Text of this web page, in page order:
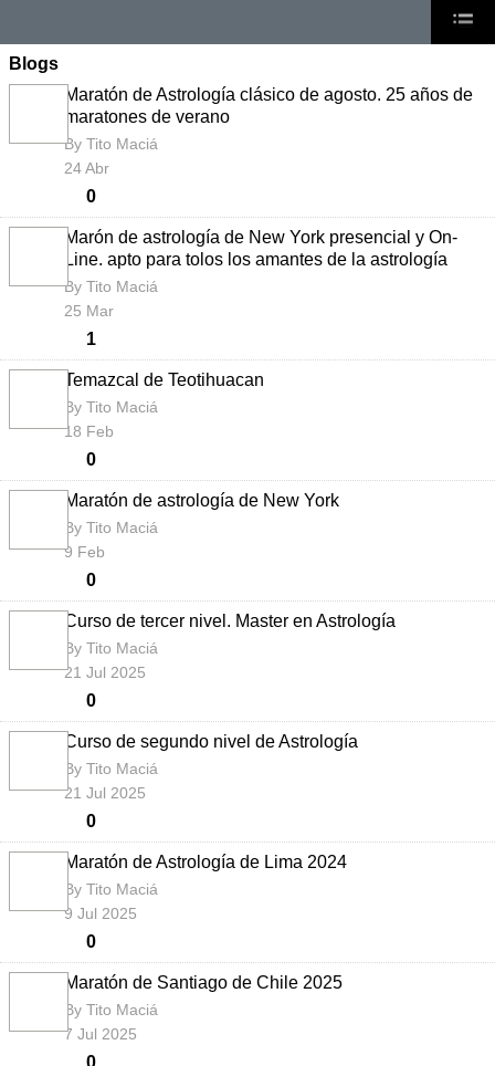
Blogs
Maratón de Astrología clásico de agosto. 25 años
de maratones de verano
ByTito Maciá
24 Abr
Marón de astrología de New York presencial y On-
Line. apto para tolos los amantes de la astrología
ByTito Maciá
25 Mar
Temazcal de Teotihuacan
ByTito Maciá
18 Feb
Maratón de astrología de New York
ByTito Maciá
9 Feb
Curso de tercer nivel. Master en Astrología
ByTito Maciá
21 Jul 2025
Curso de segundo nivel de Astrología
ByTito Maciá
21 Jul 2025
Maratón de Astrología de Lima 2024
ByTito Maciá
9 Jul 2025
Maratón de Santiago de Chile 2025
ByTito Maciá
7 Jul 2025